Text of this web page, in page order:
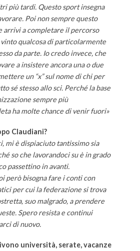
più tardi. Questo sport insegna
Poi non sempre questo
arrivi a completare il percorso
qualcosa di particolarmente
da parte. Io credo invece, che
a insistere ancora una o due
un “x” sul nome di chi per
sé stesso allo sci. Perché la base
sempre più
ha molte chance di venir fuori»
Claudiani?
mi è dispiaciuto tantissimo sia
so che lavorandoci su è in grado
passettino in avanti.
però bisogna fare i conti con
per cui la federazione si trova
suo malgrado, a prendere
Spero resista e continui
di nuovo.
università, serate, vacanze